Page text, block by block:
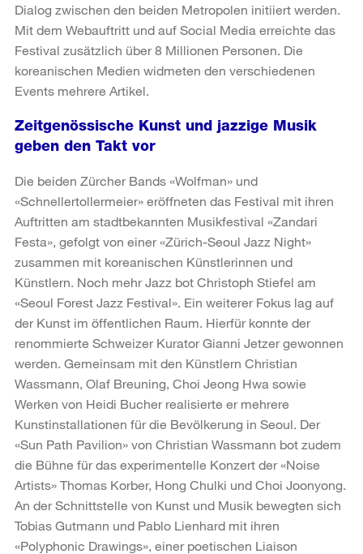
Dialog zwischen den beiden Metropolen initiiert werden.
Mit dem Webauftritt und auf Social Media erreichte das
Festival zusätzlich über 8 Millionen Personen. Die
koreanischen Medien widmeten den verschiedenen
Events mehrere Artikel.
Zeitgenössische Kunst und jazzige Musik
geben den Takt vor
Die beiden Zürcher Bands «Wolfman» und
«Schnellertollermeier» eröffneten das Festival mit ihren
Auftritten am stadtbekannten Musikfestival «Zandari
Festa», gefolgt von einer «Zürich-Seoul Jazz Night»
zusammen mit koreanischen Künstlerinnen und
Künstlern. Noch mehr Jazz bot Christoph Stiefel am
«Seoul Forest Jazz Festival». Ein weiterer Fokus lag auf
der Kunst im öffentlichen Raum. Hierfür konnte der
renommierte Schweizer Kurator Gianni Jetzer gewonnen
werden. Gemeinsam mit den Künstlern Christian
Wassmann, Olaf Breuning, Choi Jeong Hwa sowie
Werken von Heidi Bucher realisierte er mehrere
Kunstinstallationen für die Bevölkerung in Seoul. Der
«Sun Path Pavilion» von Christian Wassmann bot zudem
die Bühne für das experimentelle Konzert der «Noise
Artists» Thomas Korber, Hong Chulki und Choi Joonyong.
An der Schnittstelle von Kunst und Musik bewegten sich
Tobias Gutmann und Pablo Lienhard mit ihren
«Polyphonic Drawings», einer poetischen Liaison